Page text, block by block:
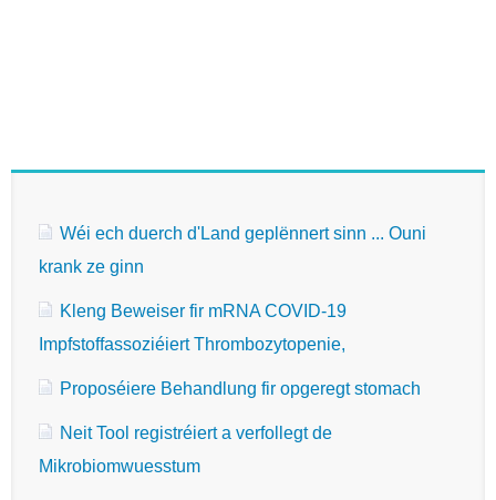
Wéi ech duerch d'Land geplënnert sinn ... Ouni
krank ze ginn
Kleng Beweiser fir mRNA COVID-19
Impfstoffassoziéiert Thrombozytopenie,
Proposéiere Behandlung fir opgeregt stomach
Neit Tool registréiert a verfollegt de
Mikrobiomwuesstum